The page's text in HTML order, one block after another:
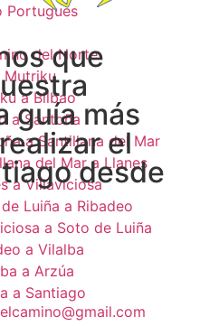
Portugués
del Norte
Mutriku
a Bilbao
a Santoña
a Santillana del Mar
del Mar a Llanes
a Villaviciosa
Luiña a Ribadeo
a Soto de Luiña
a Vilalba
a Arzúa
a Santiago
que
guía más
el
desde